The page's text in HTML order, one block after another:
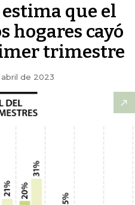
que el
hogares cayó
trimestre
abril de 2023